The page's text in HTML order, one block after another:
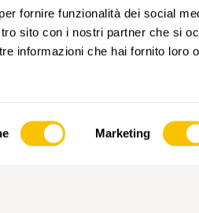
fornire funzionalità dei social
sito con i nostri partner che si
informazioni che hai fornito loro
Marketing